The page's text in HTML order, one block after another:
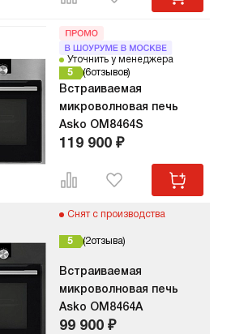
Уточнить у менеджера
5
6отзывов
Встраиваемая
микроволновая печь
Asko OM8464S
119 900 ₽
Снят с производства
5 2отзыва
Встраиваемая
микроволновая печь
Asko OM8464A
99 900 ₽